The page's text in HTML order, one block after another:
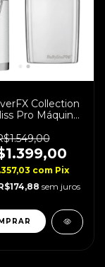
Collection
Pro Máquina
Shaver
com Pix
sem juros